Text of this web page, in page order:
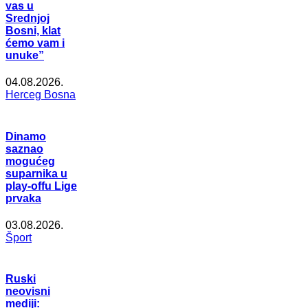
vas u
Srednjoj
Bosni, klat
ćemo vam i
unuke”
04.08.2026.
Herceg Bosna
Dinamo
saznao
mogućeg
suparnika u
play-offu Lige
prvaka
03.08.2026.
Šport
Ruski
neovisni
mediji: